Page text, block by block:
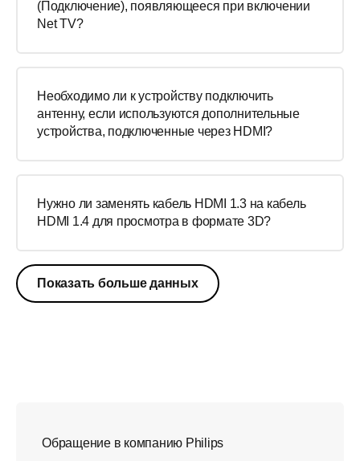
(Подключение), появляющееся при включении
Net TV?
Необходимо ли к устройству подключить
антенну, если используются дополнительные
устройства, подключенные через HDMI?
Нужно ли заменять кабель HDMI 1.3 на кабель
HDMI 1.4 для просмотра в формате 3D?
Показать больше данных
Обращение в компанию Philips